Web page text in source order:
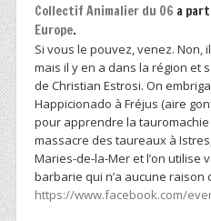
Collectif Animalier du 06 a
Europe.
Si vous le pouvez, venez. Non,
mais il y en a dans la région et
de Christian Estrosi. On
Happicionado à Fréjus (aire
pour apprendre la tauromachie
massacre des taureaux à
Maries-de-la-Mer et l’on utilise
barbarie qui n’a aucune raison
https://www.facebook.com/